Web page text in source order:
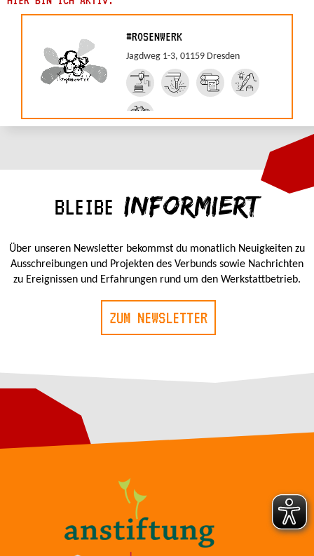
#ROSENWERK
Jagdweg 1-3, 01159 Dresden
BLEIBE INFORMIERT
Über unseren Newsletter bekommst du monatlich Neuigkeiten zu
Ausschreibungen und Projekten des Verbunds sowie Nachrichten
zu Ereignissen und Erfahrungen rund um den Werkstattbetrieb.
ZUM NEWSLETTER